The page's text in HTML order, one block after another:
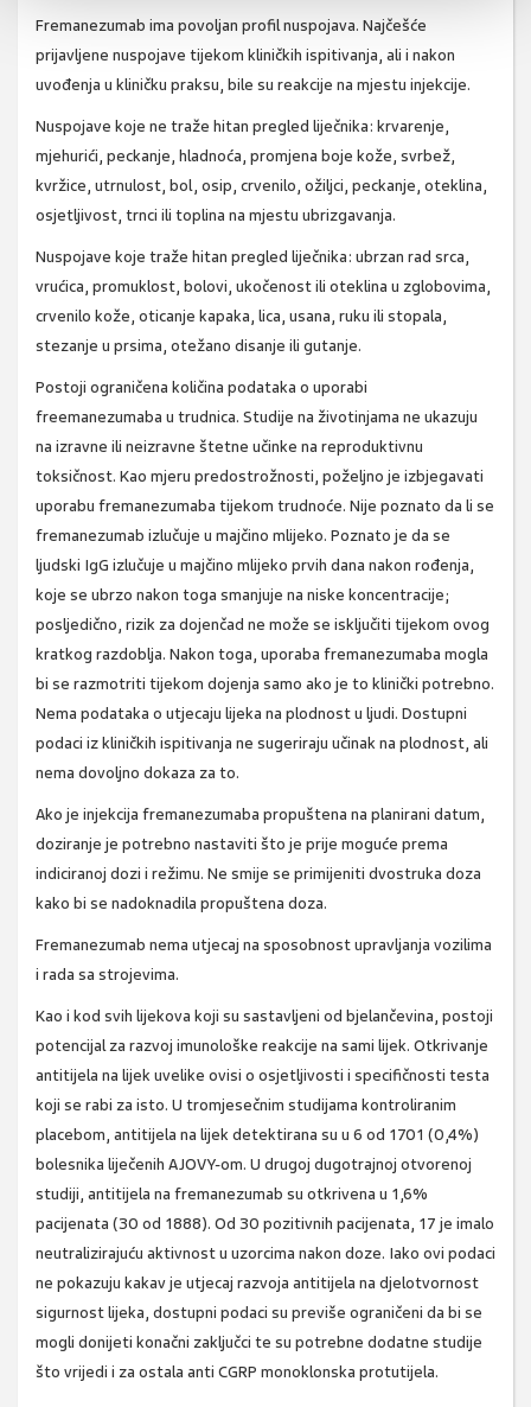
Fremanezumab ima povoljan profil nuspojava. Najčešće
prijavljene nuspojave tijekom kliničkih ispitivanja, ali i nakon
uvođenja u kliničku praksu, bile su reakcije na mjestu injekcije.
Nuspojave koje ne traže hitan pregled liječnika: krvarenje,
mjehurići, peckanje, hladnoća, promjena boje kože, svrbež,
kvržice, utrnulost, bol, osip, crvenilo, ožiljci, peckanje, oteklina,
osjetljivost, trnci ili toplina na mjestu ubrizgavanja.
Nuspojave koje traže hitan pregled liječnika: ubrzan rad srca,
vrućica, promuklost, bolovi, ukočenost ili oteklina u zglobovima,
crvenilo kože, oticanje kapaka, lica, usana, ruku ili stopala,
stezanje u prsima, otežano disanje ili gutanje.
Postoji ograničena količina podataka o uporabi
freemanezumaba u trudnica. Studije na životinjama ne ukazuju
na izravne ili neizravne štetne učinke na reproduktivnu
toksičnost. Kao mjeru predostrožnosti, poželjno je izbjegavati
uporabu fremanezumaba tijekom trudnoće. Nije poznato da li se
fremanezumab izlučuje u majčino mlijeko. Poznato je da se
ljudski IgG izlučuje u majčino mlijeko prvih dana nakon rođenja,
koje se ubrzo nakon toga smanjuje na niske koncentracije;
posljedično, rizik za dojenčad ne može se isključiti tijekom ovog
kratkog razdoblja. Nakon toga, uporaba fremanezumaba mogla
bi se razmotriti tijekom dojenja samo ako je to klinički potrebno.
Nema podataka o utjecaju lijeka na plodnost u ljudi. Dostupni
podaci iz kliničkih ispitivanja ne sugeriraju učinak na plodnost, ali
nema dovoljno dokaza za to.
Ako je injekcija fremanezumaba propuštena na planirani datum,
doziranje je potrebno nastaviti što je prije moguće prema
indiciranoj dozi i režimu. Ne smije se primijeniti dvostruka doza
kako bi se nadoknadila propuštena doza.
Fremanezumab nema utjecaj na sposobnost upravljanja vozilima
i rada sa strojevima.
Kao i kod svih lijekova koji su sastavljeni od bjelančevina, postoji
potencijal za razvoj imunološke reakcije na sami lijek. Otkrivanje
antitijela na lijek uvelike ovisi o osjetljivosti i specifičnosti testa
koji se rabi za isto. U tromjesečnim studijama kontroliranim
placebom, antitijela na lijek detektirana su u 6 od 1701 (0,4%)
bolesnika liječenih AJOVY-om. U drugoj dugotrajnoj otvorenoj
studiji, antitijela na fremanezumab su otkrivena u 1,6%
pacijenata (30 od 1888). Od 30 pozitivnih pacijenata, 17 je imalo
neutralizirajuću aktivnost u uzorcima nakon doze. Iako ovi podaci
ne pokazuju kakav je utjecaj razvoja antitijela na djelotvornost
sigurnost lijeka, dostupni podaci su previše ograničeni da bi se
mogli donijeti konačni zaključci te su potrebne dodatne studije
što vrijedi i za ostala anti CGRP monoklonska protutijela.